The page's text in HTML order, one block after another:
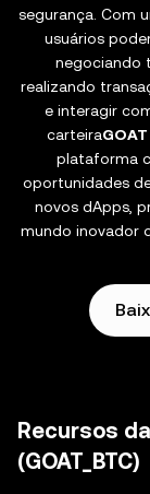
segurança. Com
usuários
negociando
realizando
e interagir
carteira
plataforma
oportunidades
novos dApps,
mundo inovador
Recursos
(GOAT_BTC)